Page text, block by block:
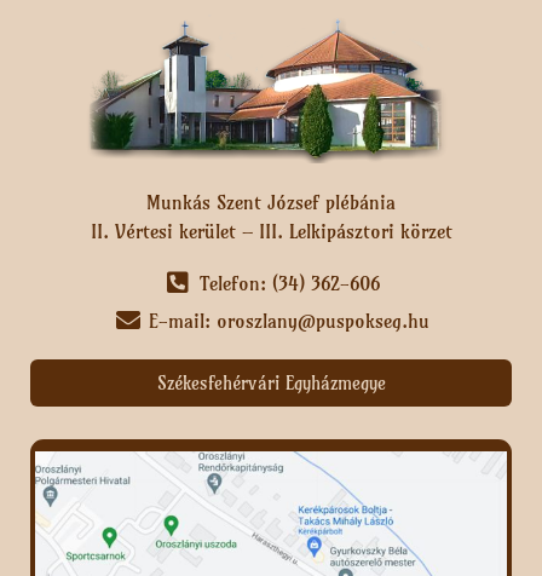
Munkás Szent József plébánia
II. Vértesi kerület – III. Lelkipásztori körzet
Telefon: (34) 362-606
E-mail: oroszlany@puspokseg.hu
Székesfehérvári Egyházmegye